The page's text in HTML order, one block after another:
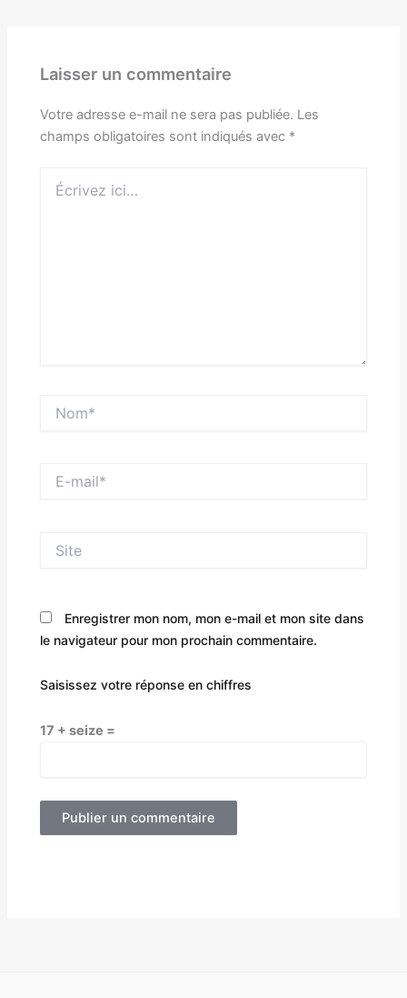
Laisser un commentaire
Votre adresse e-mail ne sera pas publiée. Les
champs obligatoires sont indiqués avec *
ici…
mail*
Enregistrer mon nom, mon e-mail et mon site dans
le navigateur pour mon prochain commentaire.
Saisissez votre réponse en chiffres
17 + seize =